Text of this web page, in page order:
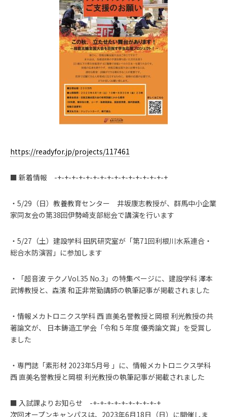
https://readyfor.jp/projects/117461
■ 新着情報 -+-+-+-+-+-+-+-+-+-+-+-+-+-+-+-+
・5/29（日）教養教育センター 井坂康志教授が、群馬中小企業
家同友会の第38回伊勢崎支部総会で講演を行います
・5/27（土）建設学科 田尻研究室が「第71回利根川水系連合・
総合水防演習」に参加します
・「超音波 テクノVol.35 No.3」の特集ページに、建設学科 澤本
武博教授と、森濱 和正非常勤講師の執筆記事が掲載されました
・情報メカトロニクス学科 西 直美名誉教授と岡根 利光教授の共
著論文が、 日本鋳造工学会「令和５年度 優秀論文賞」を受賞し
ました
・専門誌「素形材 2023年5月号 」に、情報メカトロニクス学科
西 直美名誉教授と岡根 利光教授の執筆記事が掲載されました
■ 入試課よりお知らせ -+-+-+-+-+-+-+-+-+-+
次回オープンキャンパスは、2023年6月18日（日）に開催しま